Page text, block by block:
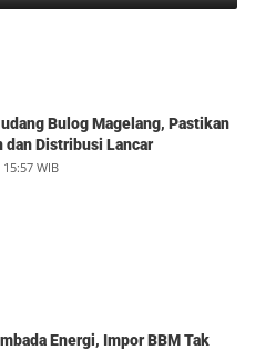
Bulog Magelang, Pastikan
dan Distribusi Lancar
WIB
Energi, Impor BBM Tak